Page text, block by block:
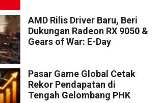
AMD Rilis Driver Baru, Beri
Dukungan Radeon RX 9050 &
Gears of War: E-Day
Pasar Game Global Cetak
Rekor Pendapatan di
Tengah Gelombang PHK